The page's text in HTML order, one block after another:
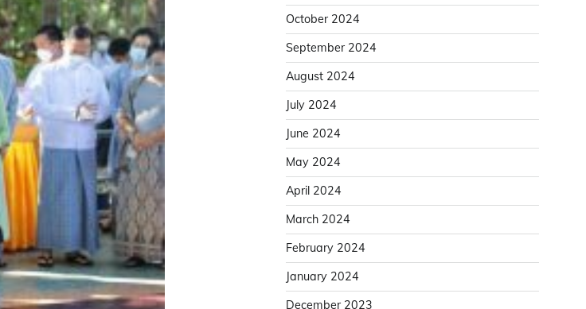
October 2024
September 2024
August 2024
July 2024
June 2024
May 2024
April 2024
March 2024
February 2024
January 2024
December 2023